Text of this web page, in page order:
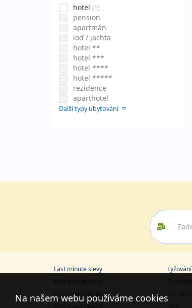
hotel (1)
pension
apartmán
loď / jachta
hotel **
hotel ***
hotel ****
hotel *****
rezidence
aparthotel
Další typy ubytování
Last minute slevy
First minute slevy
Pobytové zájezdy
Lyžování
Cyklistika
Turistika
Na našem webu používáme cookies